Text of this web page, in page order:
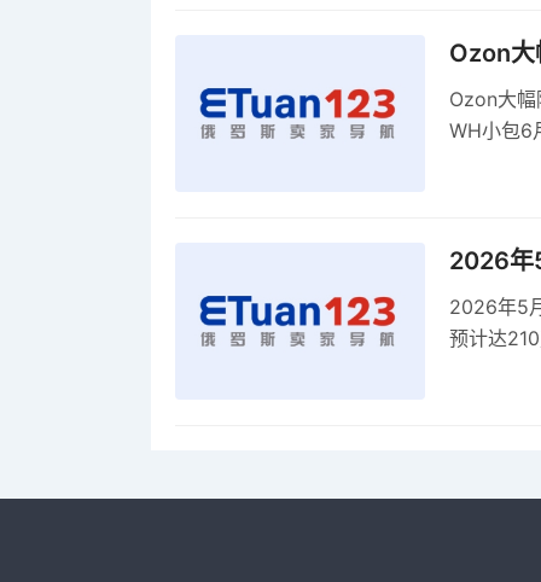
Ozon大
Ozon大
WH小包6
2026年
2026年5
预计达